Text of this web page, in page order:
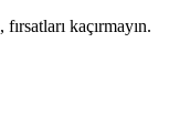
kaçırmayın.